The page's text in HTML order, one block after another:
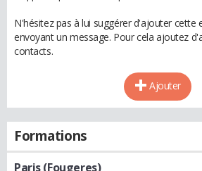
N'hésitez pas à lui suggérer d'ajouter cette
envoyant un message. Pour cela ajoutez
contacts.
Ajouter
Formations
Paris (Fougeres)